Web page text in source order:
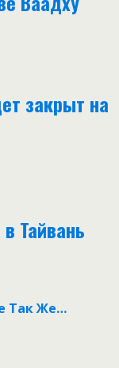
закрыт на
Тайвань
Так Же…